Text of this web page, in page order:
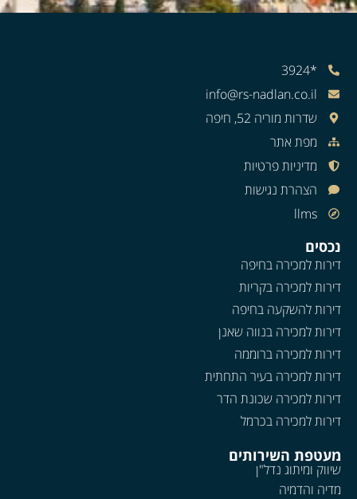
*3924
info@rs-nadlan.co.il
שדרות מוריה 52, חיפה
מפת אתר
מדיניות פרטיות
הצהרת נגישות
llms
נכסים
דירות למכירה בחיפה
דירות למכירה בקריות
דירות להשקעה בחיפה
דירות למכירה בנווה שאנן
דירות למכירה ברוממה
דירות למכירה בעיר התחתית
דירות למכירה שכונת הדר
דירות למכירה בכרמל
מעטפת השירותים
שיווק ומיתוג נדל"ן
מדיה והדמיה